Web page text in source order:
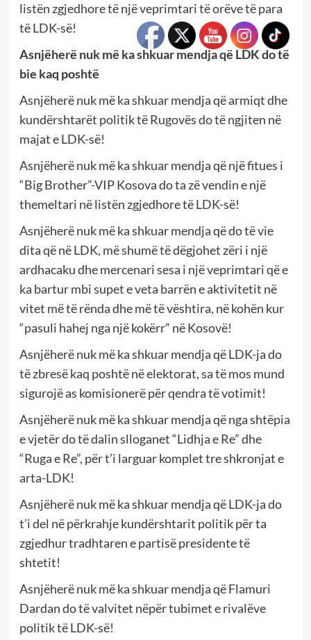
listën zgjedhore të një veprimtari të orëve të para
të LDK-së!
Asnjëherë nuk më ka shkuar mendja që LDK do të
bie kaq poshtë
Asnjëherë nuk më ka shkuar mendja që armiqt dhe
kundërshtarët politik të Rugovës do të ngjiten në
majat e LDK-së!
Asnjëherë nuk më ka shkuar mendja që një fitues i
“Big Brother”-VIP Kosova do ta zë vendin e një
themeltari në listën zgjedhore të LDK-së!
Asnjëherë nuk më ka shkuar mendja që do të vie
dita që në LDK, më shumë të dëgjohet zëri i një
ardhacaku dhe mercenari sesa i një veprimtari që e
ka bartur mbi supet e veta barrën e aktivitetit në
vitet më të rënda dhe më të vështira, në kohën kur
“pasuli hahej nga një kokërr” në Kosovë!
Asnjëherë nuk më ka shkuar mendja që LDK-ja do
të zbresë kaq poshtë në elektorat, sa të mos mund
sigurojë as komisionerë për qendra të votimit!
Asnjëherë nuk më ka shkuar mendja që nga shtëpia
e vjetër do të dalin slloganet “Lidhja e Re” dhe
“Ruga e Re”, për t’i larguar komplet tre shkronjat e
arta-LDK!
Asnjëherë nuk më ka shkuar mendja që LDK-ja do
t’i del në përkrahje kundërshtarit politik për ta
zgjedhur tradhtaren e partisë presidente të
shtetit!
Asnjëherë nuk më ka shkuar mendja që Flamuri
Dardan do të valvitet nëpër tubimet e rivalëve
politik të LDK-së!